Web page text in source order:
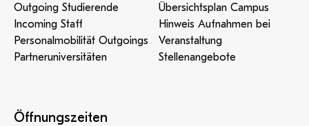
Outgoing Studierende
Incoming Staff
Personalmobilität Outgoings
Partneruniversitäten
Übersichtsplan Campus
Hinweis Aufnahmen bei
Veranstaltung
Stellenangebote
Öffnungszeiten